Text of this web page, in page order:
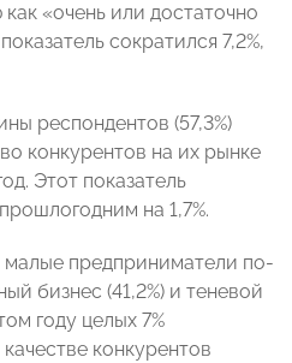
«очень или достаточно
сократился 7,2%,
респондентов (57,3%)
конкурентов на их рынке
Этот показатель
на 1,7%.
предприниматели по-
бизнес (41,2%) и теневой
году целых 7%
конкурентов